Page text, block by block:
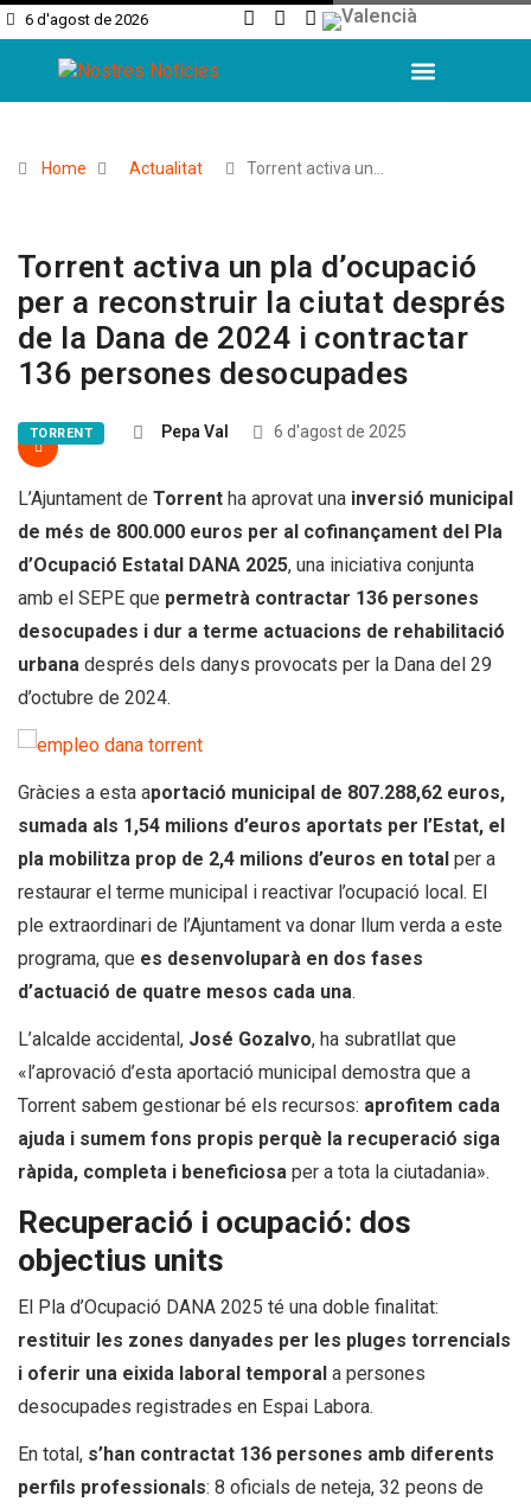
6 d'agost de 2026
Home Actualitat Torrent activa un…
Torrent activa un pla d’ocupació
per a reconstruir la ciutat després
de la Dana de 2024 i contractar
136 persones desocupades
TORRENT Pepa Val 6 d'agost de 2025
L’Ajuntament de Torrent ha aprovat una inversió municipal
de més de 800.000 euros per al cofinançament del Pla
d’Ocupació Estatal DANA 2025, una iniciativa conjunta
amb el SEPE que permetrà contractar 136 persones
desocupades i dur a terme actuacions de rehabilitació
urbana després dels danys provocats per la Dana del 29
d’octubre de 2024.
Gràcies a esta aportació municipal de 807.288,62 euros,
sumada als 1,54 milions d’euros aportats per l’Estat, el
pla mobilitza prop de 2,4 milions d’euros en total per a
restaurar el terme municipal i reactivar l’ocupació local. El
ple extraordinari de l’Ajuntament va donar llum verda a este
programa, que es desenvoluparà en dos fases
d’actuació de quatre mesos cada una.
L’alcalde accidental, José Gozalvo, ha subratllat que
«l’aprovació d’esta aportació municipal demostra que a
Torrent sabem gestionar bé els recursos: aprofitem cada
ajuda i sumem fons propis perquè la recuperació siga
ràpida, completa i beneficiosa per a tota la ciutadania».
Recuperació i ocupació: dos
objectius units
El Pla d’Ocupació DANA 2025 té una doble finalitat:
restituir les zones danyades per les pluges torrencials
i oferir una eixida laboral temporal a persones
desocupades registrades en Espai Labora.
En total, s’han contractat 136 persones amb diferents
perfils professionals: 8 oficials de neteja, 32 peons de